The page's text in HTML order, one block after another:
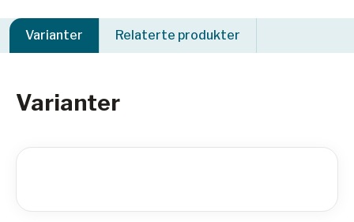
Varianter Relaterte produkter
Varianter